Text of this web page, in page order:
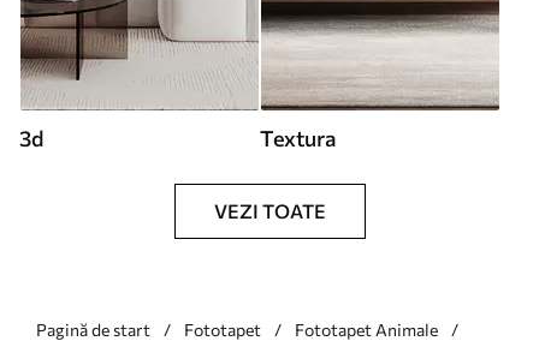
3d Textura
VEZI TOATE
Pagină de start Fototapet
Fototapet Animale